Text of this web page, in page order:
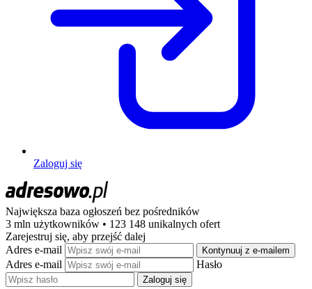
Zaloguj się
Największa baza ogłoszeń bez pośredników
3 mln użytkowników • 123 148 unikalnych ofert
Zarejestruj się, aby przejść dalej
Adres e-mail
Kontynuuj z e-mailem
Adres e-mail Hasło
Zaloguj się